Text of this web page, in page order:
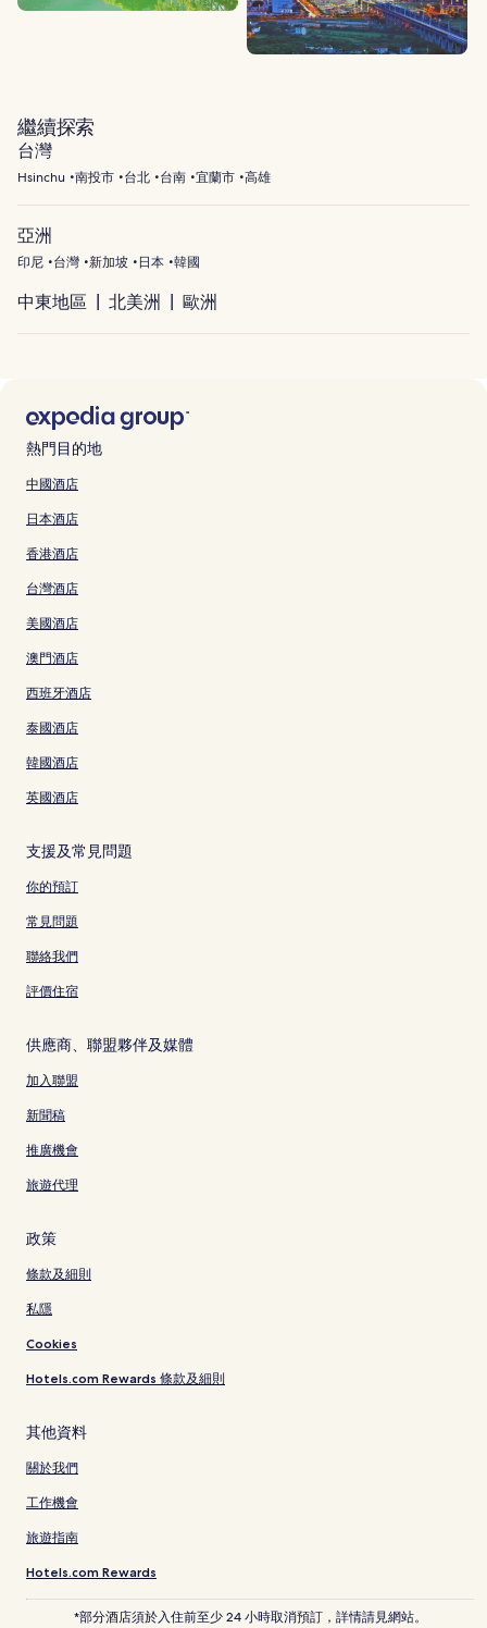
繼續探索
台灣
Hsinchu 南投市 台北 台南 宜蘭市 高雄
亞洲
印尼 台灣 新加坡 日本 韓國
中東地區 北美洲 歐洲
熱門目的地
中國酒店
日本酒店
香港酒店
台灣酒店
美國酒店
澳門酒店
西班牙酒店
泰國酒店
韓國酒店
英國酒店
支援及常見問題
你的預訂
常見問題
聯絡我們
評價住宿
供應商、聯盟夥伴及媒體
加入聯盟
新聞稿
推廣機會
旅遊代理
政策
條款及細則
私隱
Cookies
Hotels.com Rewards 條款及細則
其他資料
關於我們
工作機會
旅遊指南
Hotels.com Rewards
*部分酒店須於入住前至少 24 小時取消預訂，詳情請見網站。